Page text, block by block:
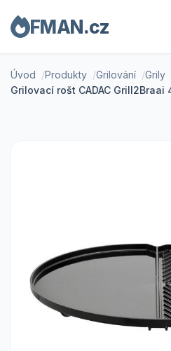
FMAN.cz
Úvod Produkty Grilování
Grily
Grilovací rošt CADAC